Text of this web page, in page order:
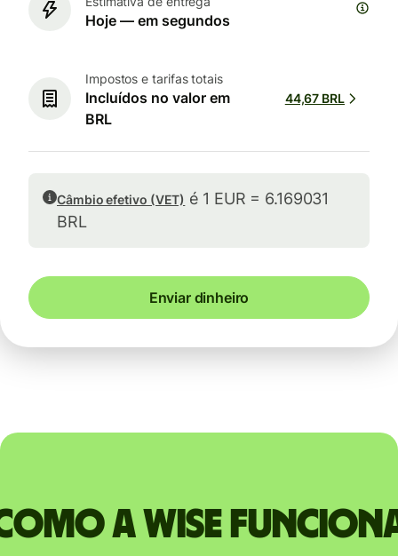
Hoje — em segundos
Impostos e tarifas totais
Incluídos no valor em
BRL
44,67 BRL
Câmbio efetivo (VET) é 1 EUR = 6.169031
BRL
Enviar dinheiro
a Wise